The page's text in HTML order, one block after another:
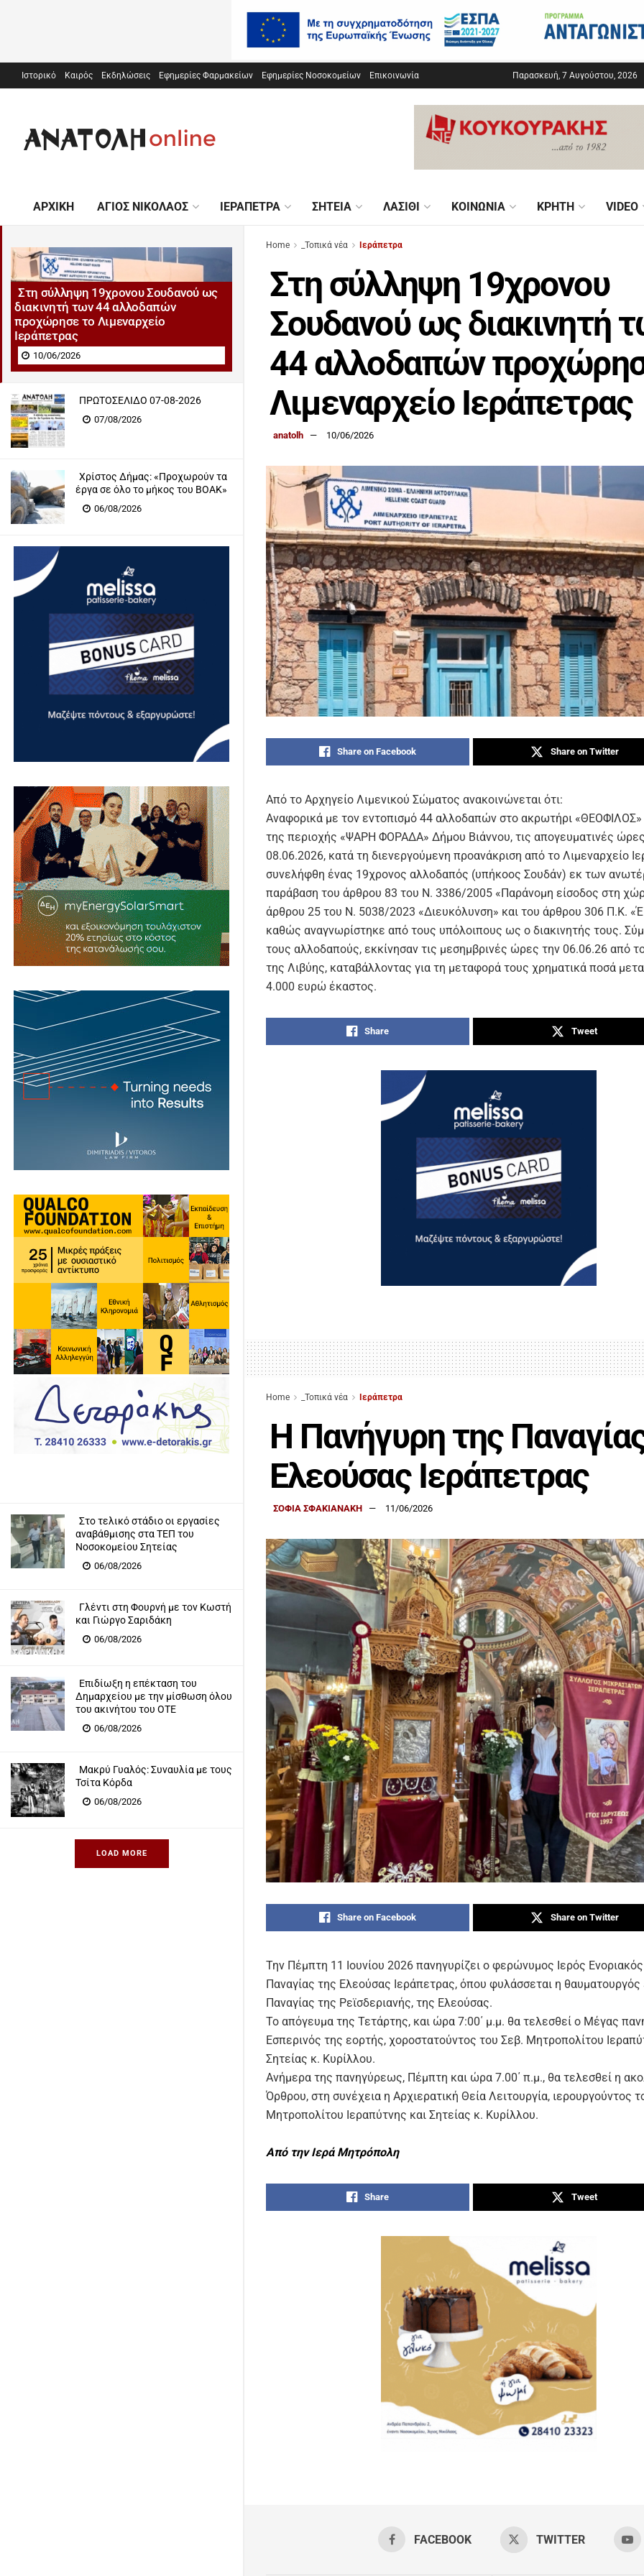
Στη σύλληψη 19χρονου Σουδανού ως
διακινητή των 44 αλλοδαπών
προχώρησε το Λιμεναρχείο
Ιεράπετρας
10/06/2026
ΠΡΩΤΟΣΕΛΙΔΟ 07-08-2026
07/08/2026
Χρίστος Δήμας: «Προχωρούν τα
έργα σε όλο το μήκος του ΒΟΑΚ»
06/08/2026
Στο τελικό στάδιο οι εργασίες
αναβάθμισης στα ΤΕΠ του
Νοσοκομείου Σητείας
06/08/2026
Γλέντι στη Φουρνή με τον Κωστή
και Γιώργο Σαριδάκη
06/08/2026
Επιδίωξη η επέκταση του
Δημαρχείου με την μίσθωση όλου
του ακινήτου του ΟΤΕ
06/08/2026
Μακρύ Γυαλός: Συναυλία με τους
Τσίτα Κόρδα
06/08/2026
LOAD MORE
Ιστορικό Καιρός Εκδηλώσεις Εφημερίες Φαρμακείων Εφημερίες Νοσοκομείων Επικοινωνία Παρασκευή, 7 Αυγούστου, 2026
ΑΡΧΙΚΉ ΆΓΙΟΣ ΝΙΚΌΛΑΟΣ ΙΕΡΆΠΕΤΡΑ ΣΗΤΕΊΑ ΛΑΣΊΘΙ ΚΟΙΝΩΝΊΑ ΚΡΉΤΗ VIDEO
Home _Τοπικά νέα Ιεράπετρα
Στη σύλληψη 19χρονου
Σουδανού ως διακινητή
44 αλλοδαπών
Λιμεναρχείο Ιεράπετρας
anatolh 10/06/2026
Share on Facebook Share on Twitter
Από το Αρχηγείο Λιμενικού Σώματος ανακοινώνεται ότι:
Αναφορικά με τον εντοπισμό 44 αλλοδαπών στο ακρωτήρι «ΘΕΟΦΙΛΟΣ»
της περιοχής «ΨΑΡΗ ΦΟΡΑΔΑ» Δήμου Βιάννου, τις απογευματινές
08.06.2026, κατά τη διενεργούμενη προανάκριση από το Λιμεναρχείο
συνελήφθη ένας 19χρονος αλλοδαπός (υπήκοος Σουδάν) εκ των
παράβαση του άρθρου 83 του Ν. 3386/2005 «Παράνομη είσοδος στη
άρθρου 25 του Ν. 5038/2023 «Διευκόλυνση» και του άρθρου 306 Π.Κ.
καθώς αναγνωρίστηκε από τους υπόλοιπους ως ο διακινητής τους.
τους αλλοδαπούς, εκκίνησαν τις μεσημβρινές ώρες την 06.06.26 από
της Λιβύης, καταβάλλοντας για τη μεταφορά τους χρηματικά ποσά
4.000 ευρώ έκαστος.
Share Tweet
Home _Τοπικά νέα Ιεράπετρα
Η Πανήγυρη της
Ελεούσας Ιεράπετρας
ΣΟΦΙΑ ΣΦΑΚΙΑΝΑΚΗ 11/06/2026
Share on Facebook Share on Twitter
Την Πέμπτη 11 Ιουνίου 2026 πανηγυρίζει ο φερώνυμος Ιερός
Παναγίας της Ελεούσας Ιεράπετρας, όπου φυλάσσεται η θαυματουργός
Παναγίας της Ρεϊσδεριανής, της Ελεούσας.
Το απόγευμα της Τετάρτης, και ώρα 7:00΄ μ.μ. θα τελεσθεί ο Μέγας
Εσπερινός της εορτής, χοροστατούντος του Σεβ. Μητροπολίτου
Σητείας κ. Κυρίλλου.
Ανήμερα της πανηγύρεως, Πέμπτη και ώρα 7.00΄ π.μ., θα τελεσθεί η
Όρθρου, στη συνέχεια η Αρχιερατική Θεία Λειτουργία, ιερουργούντος
Μητροπολίτου Ιεραπύτνης και Σητείας κ. Κυρίλλου.
Από την Ιερά Μητρόπολη
Share Tweet
FACEBOOK TWITTER